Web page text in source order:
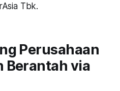
Tbk.
Perusahaan
Berantah via